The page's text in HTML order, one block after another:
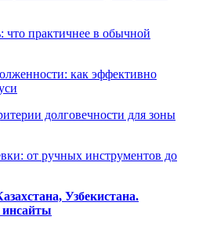
что практичнее в обычной
как эффективно
долговечности для зоны
от ручных инструментов до
Узбекистана.
инсайты